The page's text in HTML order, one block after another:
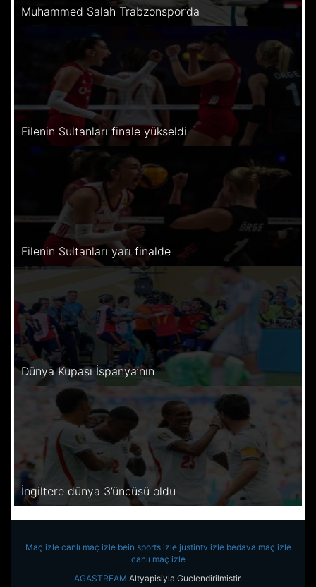
Muhammed Salah Trabzonspor’da
Filenin Sultanları finale yükseldi
Filenin Sultanları yarı finalde
Dünya Kupası İspanya’nın
İngiltere dünya 3’üncüsü oldu
Maç izle canlı maç izle bein sports izle justintv izle bedava maç izle
canlı maç izle
AGASTREAM Altyapisiyla Guclendirilmistir.